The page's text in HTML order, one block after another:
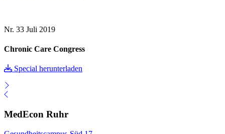
Nr. 33 Juli 2019
Chronic Care Congress
Special herunterladen
MedEcon Ruhr